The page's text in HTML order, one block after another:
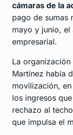
cámaras de la
pago de sumas
mayo y junio,
empresarial.
La
Martínez había
movilización,
los ingresos
rechazo al
que impulsa el